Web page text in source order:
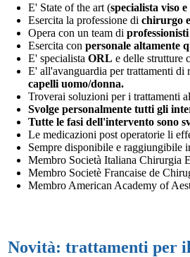
E' State of the art (specialista viso
Esercita la professione di chirurgo
Opera con un team di professionisti
Esercita con personale altamente
E' specialista ORL e delle strutture
E' all'avanguardia per trattamenti di
capelli uomo/donna.
Troverai soluzioni per i trattamenti
Svolge personalmente tutti gli
Tutte le fasi dell'intervento sono
Le medicazioni post operatorie li
Sempre disponibile e raggiungibile
Membro Società Italiana Chirurgia
Membro Societè Francaise de
Membro American Academy of
Novità: trattamenti per